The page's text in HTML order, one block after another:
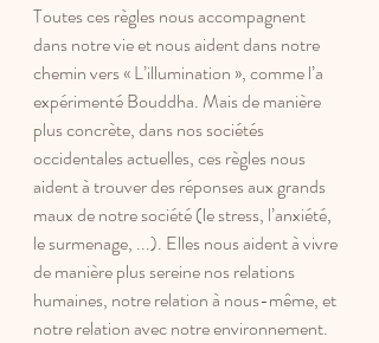
Toutes ces règles nous accompagnent
dans notre vie et nous aident dans notre
chemin vers « L’illumination », comme l’a
expérimenté Bouddha. Mais de manière
plus concrète, dans nos sociétés
occidentales actuelles, ces règles nous
aident à trouver des réponses aux grands
maux de notre société (le stress, l’anxiété,
le surmenage, ...). Elles nous aident à vivre
de manière plus sereine nos relations
humaines, notre relation à nous-même, et
notre relation avec notre environnement.